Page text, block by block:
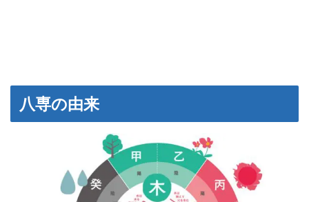
八専の由来